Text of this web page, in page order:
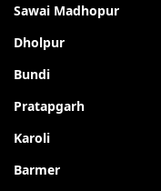
Sawai Madhopur
Dholpur
Bundi
Pratapgarh
Karoli
Barmer